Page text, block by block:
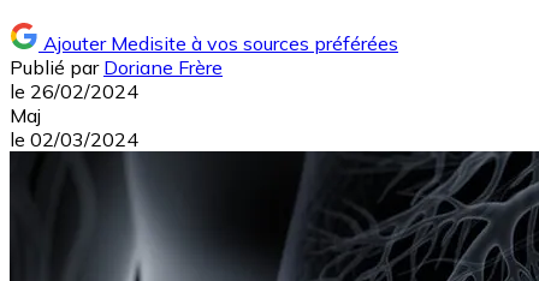
Ajouter Medisite à vos sources préférées
Publié par Doriane Frère
le 26/02/2024
Maj
le 02/03/2024